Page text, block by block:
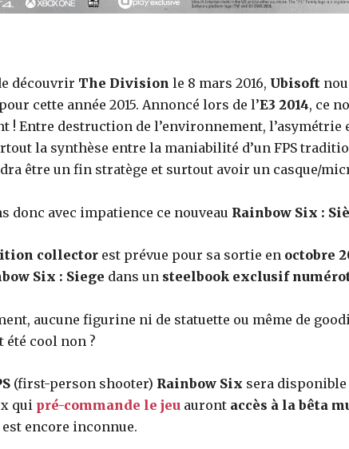
découvrir The Division le 8 mars 2016, Ubisoft
pour cette année 2015. Annoncé lors de l’E3 2014, ce
! Entre destruction de l’environnement,
la synthèse entre la maniabilité d’un FPS
être un fin stratège et surtout avoir un casque/
donc avec impatience ce nouveau Rainbow Six :
collector est prévue pour sa sortie en octobre
Six : Siege dans un steelbook exclusif
aucune figurine ni de statuette ou même de
été cool non ?
(first-person shooter) Rainbow Six sera disponible
qui pré-commande le jeu auront accès à la bêta
est encore inconnue.